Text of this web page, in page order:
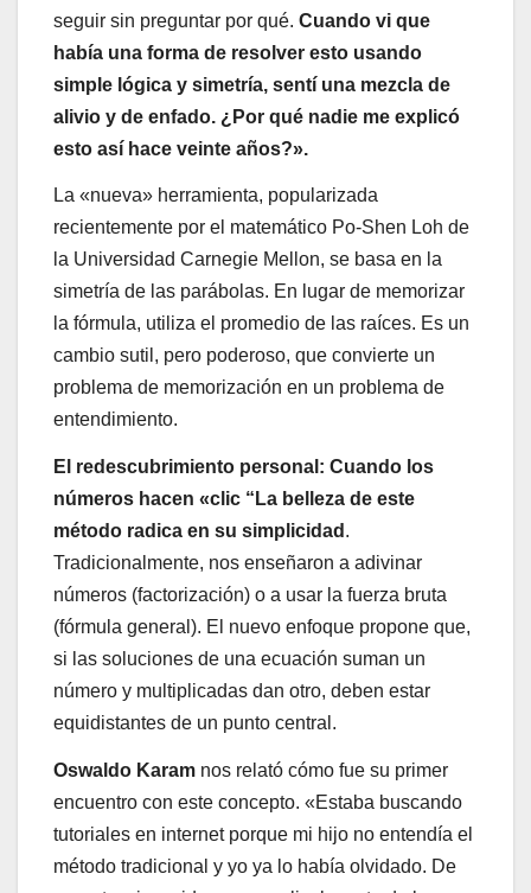
seguir sin preguntar por qué. Cuando vi que
había una forma de resolver esto usando
simple lógica y simetría, sentí una mezcla de
alivio y de enfado. ¿Por qué nadie me explicó
esto así hace veinte años?».
La «nueva» herramienta, popularizada
recientemente por el matemático Po-Shen Loh de
la Universidad Carnegie Mellon, se basa en la
simetría de las parábolas. En lugar de memorizar
la fórmula, utiliza el promedio de las raíces. Es un
cambio sutil, pero poderoso, que convierte un
problema de memorización en un problema de
entendimiento.
El redescubrimiento personal: Cuando los
números hacen «clic “La belleza de este
método radica en su simplicidad .
Tradicionalmente, nos enseñaron a adivinar
números (factorización) o a usar la fuerza bruta
(fórmula general). El nuevo enfoque propone que,
si las soluciones de una ecuación suman un
número y multiplicadas dan otro, deben estar
equidistantes de un punto central.
Oswaldo Karam nos relató cómo fue su primer
encuentro con este concepto. «Estaba buscando
tutoriales en internet porque mi hijo no entendía el
método tradicional y yo ya lo había olvidado. De